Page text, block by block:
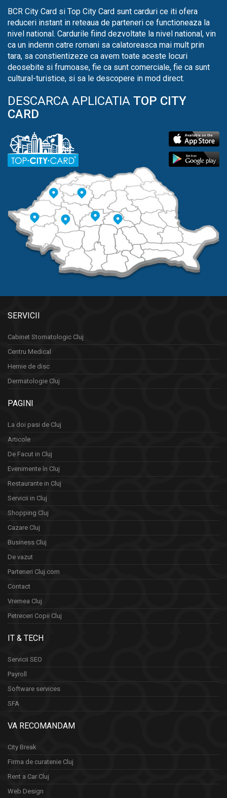
BCR City Card si Top City Card sunt carduri ce iti ofera
reduceri instant in reteaua de parteneri ce functioneaza la
nivel national. Cardurile fiind dezvoltate la nivel national, vin
ca un indemn catre romani sa calatoreasca mai mult prin
tara, sa constientizeze ca avem toate aceste locuri
deosebite si frumoase, fie ca sunt comerciale, fie ca sunt
cultural-turistice, si sa le descopere in mod direct.
DESCARCA APLICATIA TOP CITY
CARD
SERVICII
Cabinet Stomatologic Cluj
Centru Medical
Hernie de disc
Dermatologie Cluj
PAGINI
La doi pasi de Cluj
Articole
De Facut in Cluj
Evenimente în Cluj
Restaurante in Cluj
Servicii in Cluj
Shopping Cluj
Cazare Cluj
Business Cluj
De vazut
Parteneri Cluj.com
Contact
Vremea Cluj
Petreceri Copii Cluj
IT & TECH
Servicii SEO
Payroll
Software services
SFA
VA RECOMANDAM
City Break
Firma de curatenie Cluj
Rent a Car Cluj
Web Design